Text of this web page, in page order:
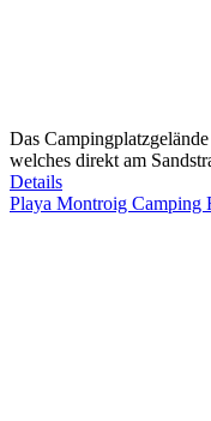
Das
welches direkt am
Details
Playa Montroig Camping